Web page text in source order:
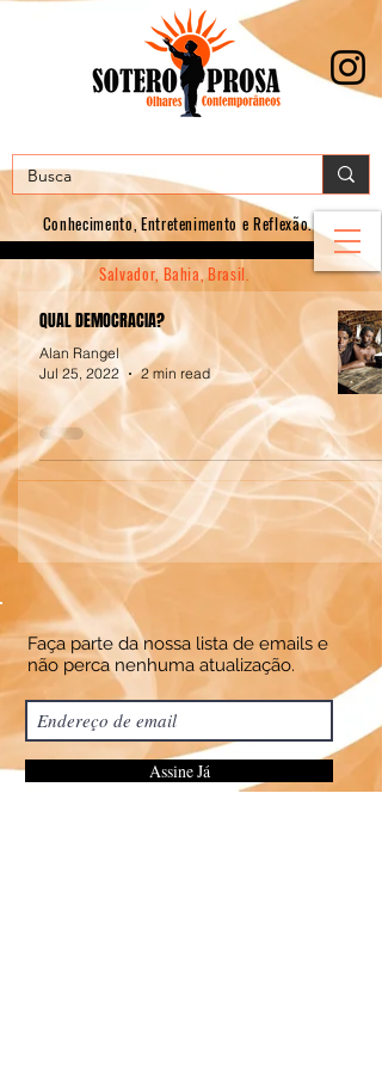
Conhecimento, Entretenimento e Reflexão.
Salvador, Bahia, Brasil.
QUAL DEMOCRACIA?
Alan Rangel
Jul 25, 2022
2 min read
Faça parte da nossa lista de emails e
não perca nenhuma atualização.
Assine Já